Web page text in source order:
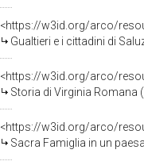
<https://w3id.org/arco/
Gualtieri e i cittadini di
<https://w3id.org/arco/
Storia di Virginia Romana
<https://w3id.org/arco/
Sacra Famiglia in un